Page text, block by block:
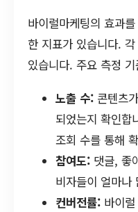
바이럴마케팅의 효과
한 지표가 있습니다.
있습니다. 주요 측정
노출 수: 콘텐츠
되었는지 확인합
조회 수를 통해
참여도: 댓글, 좋
비자들이 얼마나
컨버전률: 바이